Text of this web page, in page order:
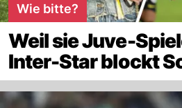
Wie bitte?
Weil sie Juve-
Inter-Star blockt